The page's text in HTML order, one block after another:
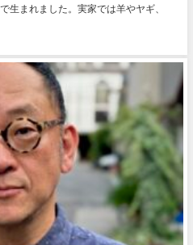
生まれました。実家では羊やヤギ、